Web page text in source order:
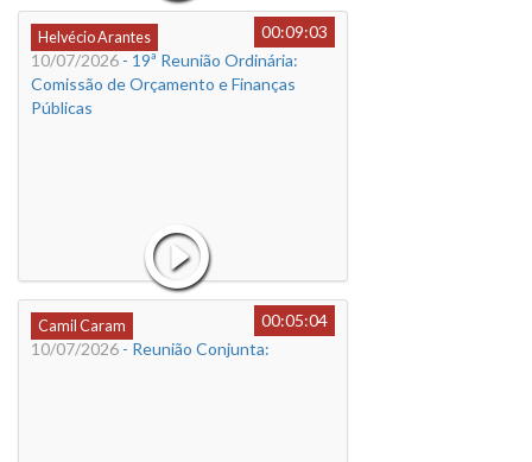
Helvécio Arantes
00:09:03
10/07/2026 - 19ª Reunião Ordinária:
Comissão de Orçamento e Finanças
Públicas
Camil Caram
00:05:04
10/07/2026 - Reunião Conjunta: